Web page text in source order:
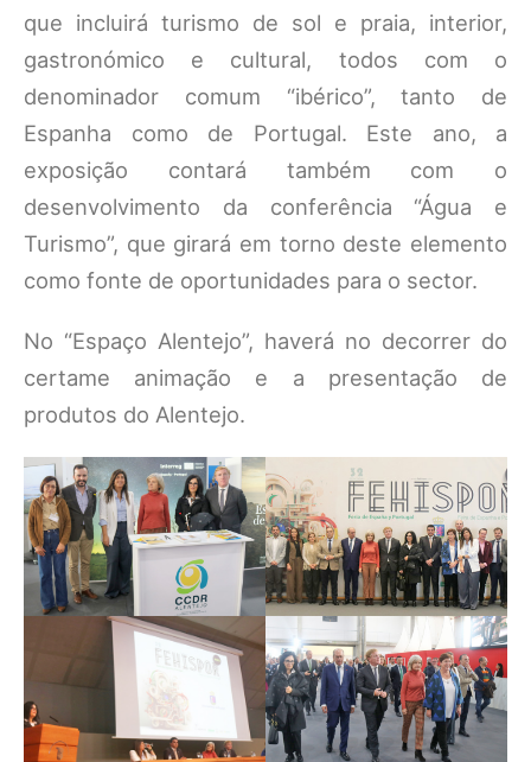
que incluirá turismo de sol e praia, interior,
gastronómico e cultural, todos com o
denominador comum “ibérico”, tanto de
Espanha como de Portugal. Este ano, a
exposição contará também com o
desenvolvimento da conferência “Água e
Turismo”, que girará em torno deste elemento
como fonte de oportunidades para o sector.
No “Espaço Alentejo”, haverá no decorrer do
certame animação e a presentação de
produtos do Alentejo.